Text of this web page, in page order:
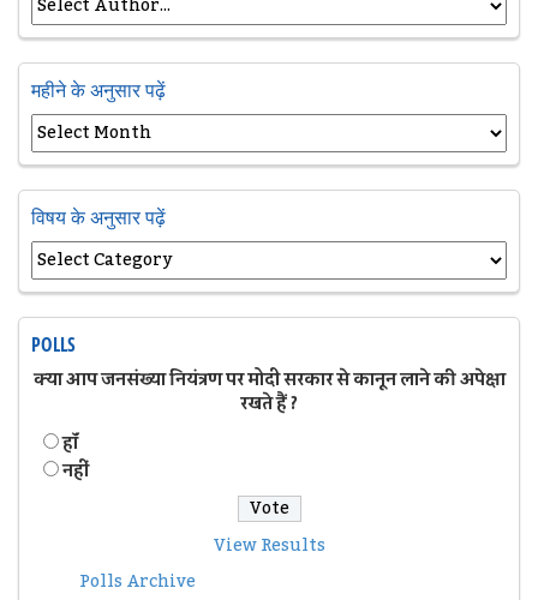
महीने के अनुसार पढ़ें
विषय के अनुसार पढ़ें
POLLS
क्या आप जनसंख्या नियंत्रण पर मोदी सरकार से कानून लाने की अपेक्षा
रखते हैं ?
हॉं
नहीं
View Results
Polls Archive